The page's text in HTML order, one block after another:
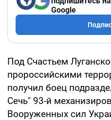
Google
Под Счастьем
пророссийскими
получил боец
Сечь" 93-й
Вооруженных сил